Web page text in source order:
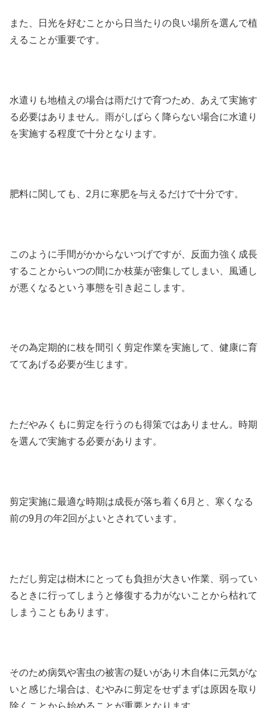
また、日光を好むことから日当たりの良い場所を選んで植
えることが重要です。
水遣りも地植えの場合は雨だけで育つため、あえて実施す
る必要はありません。雨がしばらく降らない場合に水遣り
を実施する程度で十分となります。
肥料に関しても、2月に寒肥を与えるだけで十分です。
このように手間がかからないつげですが、反面力強く成長
することからいつの間にか枝葉が密集してしまい、風通し
が悪くなるという事態を引き起こします。
その為定期的に枝を間引く剪定作業を実施して、健康に育
ててあげる必要が生じます。
ただやみくもに剪定を行うのも得策ではありません。時期
を選んで実施する必要があります。
剪定実施に最適な時期は成長が落ち着く6月と、寒くなる
前の9月の年2回がよいとされています。
ただし剪定は樹木にとっても負担が大きい作業、弱ってい
るときに行ってしまうと修復する力がないことから枯れて
しまうこともあります。
そのため病気や害虫の被害の疑いがあり木自体に元気がな
いと感じた場合は、むやみに剪定をせずまずは原因を取り
除くことから始めることが重要となります。